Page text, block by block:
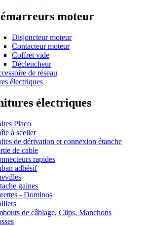
moteur
Disjoncteur moteur
Contacteur moteur
Coffret vide
Déclencheur
de réseau
électriques
électriques
Placo
à sceller
de dérivation et connexion étanche
de cable
rapides
adhésif
gaines
- Dominos
de câblage, Clips, Manchons